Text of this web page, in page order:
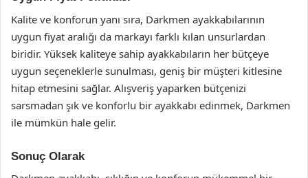
Kalite ve konforun yanı sıra, Darkmen ayakkabılarının
uygun fiyat aralığı da markayı farklı kılan unsurlardan
biridir. Yüksek kaliteye sahip ayakkabıların her bütçeye
uygun seçeneklerle sunulması, geniş bir müşteri kitlesine
hitap etmesini sağlar. Alışveriş yaparken bütçenizi
sarsmadan şık ve konforlu bir ayakkabı edinmek, Darkmen
ile mümkün hale gelir.
Sonuç Olarak